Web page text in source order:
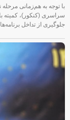
با توجه به هم‌زمانی
سراسری (کنکور)، کمیته
جلوگیری از تداخل